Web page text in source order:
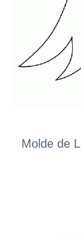
Molde de